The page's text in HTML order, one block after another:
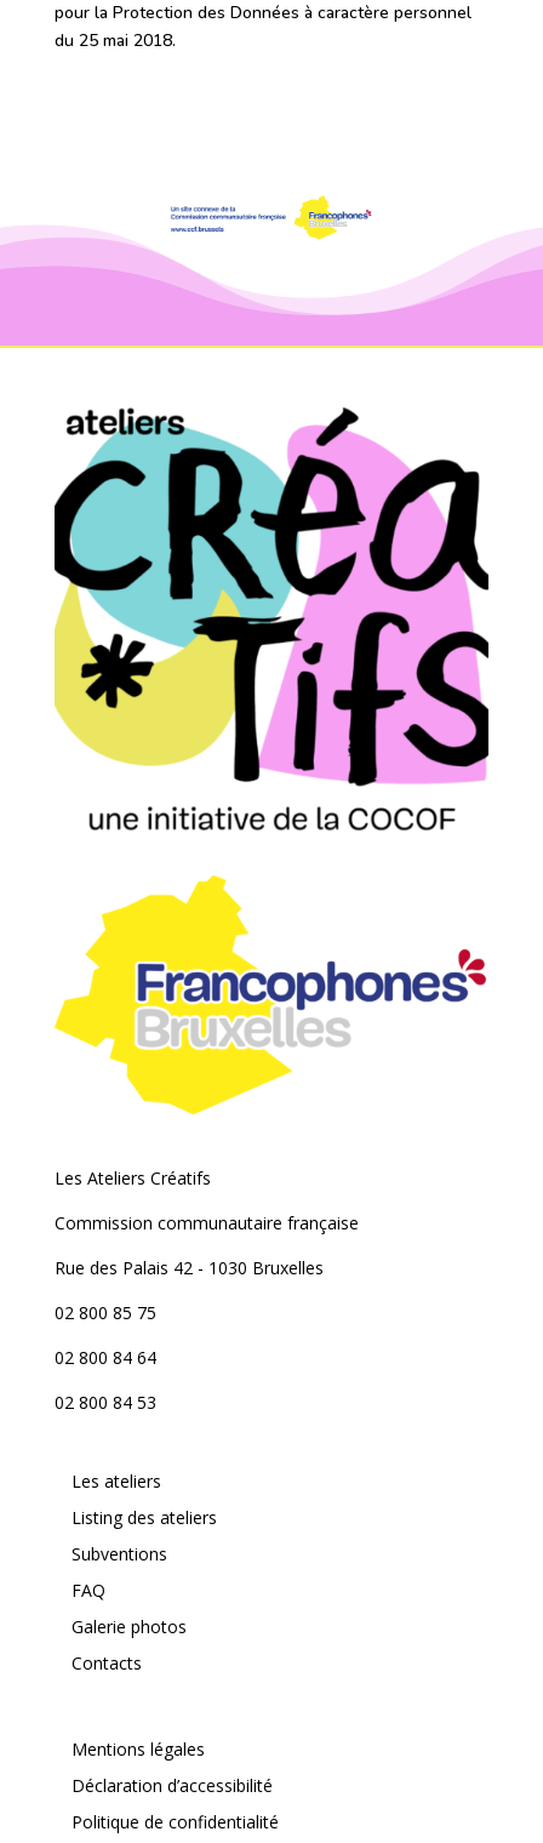
pour la Protection des Données à caractère personnel
du 25 mai 2018.
Les Ateliers Créatifs
Commission communautaire française
Rue des Palais 42 - 1030 Bruxelles
02 800 85 75
02 800 84 64
02 800 84 53
Les ateliers
Listing des ateliers
Subventions
FAQ
Galerie photos
Contacts
Mentions légales
Déclaration d’accessibilité
Politique de confidentialité